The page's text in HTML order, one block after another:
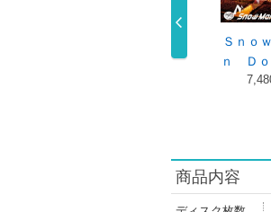
ｎ Ｄｏｍｅ …
Ｓｎ
ｎ
商品内容